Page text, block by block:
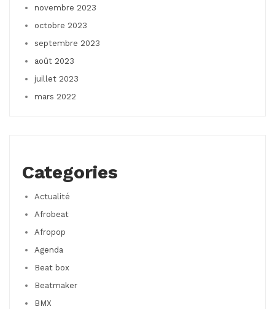
novembre 2023
octobre 2023
septembre 2023
août 2023
juillet 2023
mars 2022
Categories
Actualité
Afrobeat
Afropop
Agenda
Beat box
Beatmaker
BMX